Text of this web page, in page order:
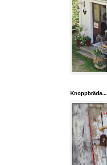
Knoppbräda...